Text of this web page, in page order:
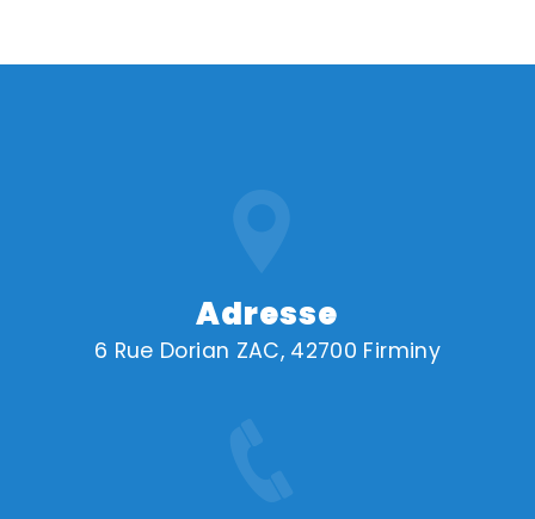
Adresse
6 Rue Dorian ZAC, 42700 Firminy